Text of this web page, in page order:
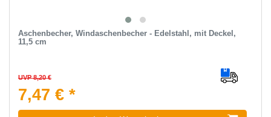
Aschenbecher, Windaschenbecher - Edelstahl, mit Deckel,
11,5 cm
UVP 8,20 €
7,47 € *